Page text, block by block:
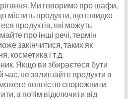
Ми говоримо про шафи,
містить продукти, що швидко
продуктів, які можуть
про інші речі, термін
закінчитися, таких як
косметика і т.д.
Якщо ви збираєтеся бути
час, не залишайте продукти в
повністю спорожнити
а потім відключити від